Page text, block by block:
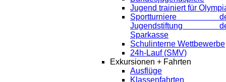
Jugend trainiert für
Sportturniere
Jugendstiftung
Sparkasse
Schulinterne Wettbewerbe
24h-Lauf (SMV)
Exkursionen + Fahrten
Ausflüge
Klassenfahrten